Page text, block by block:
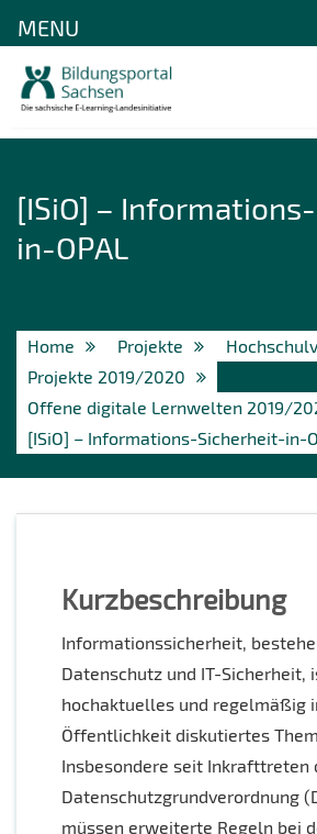
[ISiO] –
in-OPAL
Home Projekte
Projekte 2019/2020
Offene digitale Lernwelten 2019/
[ISiO] – Informations-Sicherheit-in-
Kurzbeschreibung
Informationssicherheit,
Datenschutz und IT-Sicherheit,
hochaktuelles und regelmäßig
Öffentlichkeit diskutiertes
Insbesondere seit Inkrafttreten
Datenschutzgrundverordnung
müssen erweiterte Regeln bei
MENU